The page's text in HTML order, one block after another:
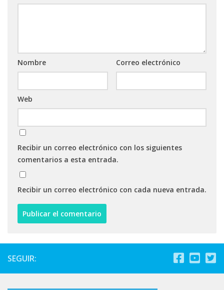
Nombre Correo electrónico
Web
Recibir un correo electrónico con los siguientes
comentarios a esta entrada.
Recibir un correo electrónico con cada nueva entrada.
SEGUIR: